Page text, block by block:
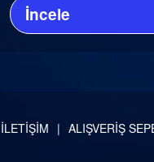
İncele
İLETİŞİM ALIŞVERİŞ